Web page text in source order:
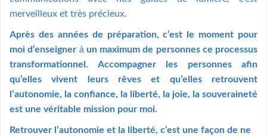
merveilleux et très précieux.
Après des années de préparation,c’est le moment pour
moi d’enseigner à un maximum de personnes ce processus
transformationnel. Accompagner les personnes afin
qu’elles vivent leurs rêves et qu’elles retrouvent
l’autonomie, la confiance, la liberté, la joie, la souveraineté
est une véritable mission pour moi.
Retrouver l’autonomie et la liberté, c’est une façon de ne